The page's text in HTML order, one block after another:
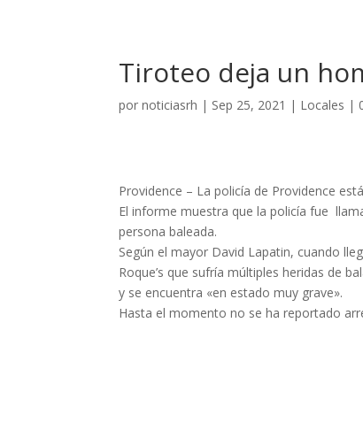
Tiroteo deja un
pornoticiasrh | Sep 25, 2021 | Locales |
Providence – La policía de Providence
El informe muestra que la policía fue
persona baleada.
Según el mayor David Lapatin, cuando
Roque’s que sufría múltiples heridas de
y se encuentra «en estado muy grave».
Hasta el momento no se ha reportado